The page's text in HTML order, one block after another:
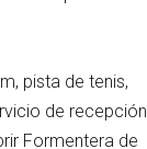
pista de tenis,
de recepción
Formentera de